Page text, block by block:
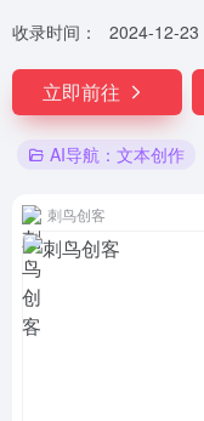
收录时间： 2024-12-23
立即前往
AI导航：文本创作
刺鸟创客